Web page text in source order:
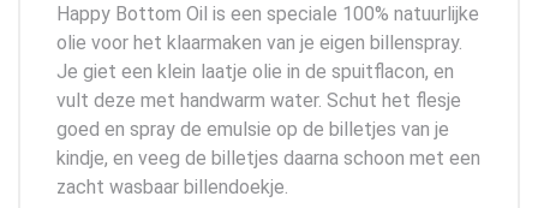
Happy Bottom Oil is een speciale 100% natuurlijke
olie voor het klaarmaken van je eigen billenspray.
Je giet een klein laatje olie in de spuitflacon, en
vult deze met handwarm water. Schut het flesje
goed en spray de emulsie op de billetjes van je
kindje, en veeg de billetjes daarna schoon met een
zacht wasbaar billendoekje.